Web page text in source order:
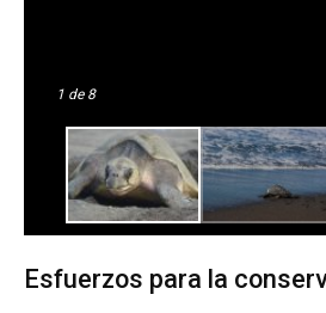
1 de 8
Esfuerzos para la